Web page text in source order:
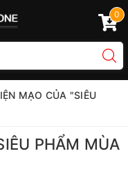
0
MẠO CỦA "SIÊU
PHẨM MÙA